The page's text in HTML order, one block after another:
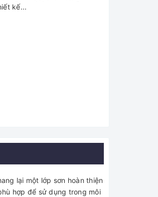
kế...
lại một lớp sơn hoàn thiện
hợp để sử dụng trong môi